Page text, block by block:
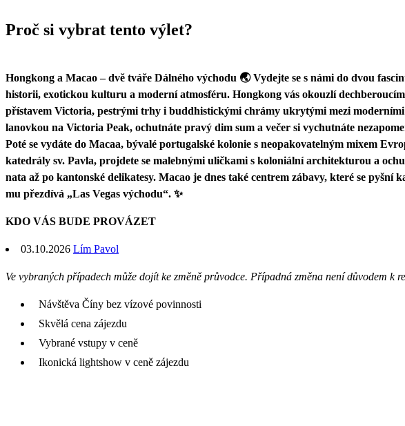
Proč si vybrat tento výlet?
Hongkong a Macao – dvě tváře Dálného východu 🌏 Vydejte se s námi do dvou
historii, exotickou kulturu a moderní atmosféru. Hongkong vás okouzlí
přístavem Victoria, pestrými trhy i buddhistickými chrámy ukrytými mezi moderními
lanovkou na Victoria Peak, ochutnáte pravý dim sum a večer si vychutnáte
Poté se vydáte do Macaа, bývalé portugalské kolonie s neopakovatelným mixem
katedrály sv. Pavla, projdete se malebnými uličkami s koloniální architekturou a
nata až po kantonské delikatesy. Macao je dnes také centrem zábavy, které se pyšní
mu přezdívá „Las Vegas východu“. ✨
KDO VÁS BUDE PROVÁZET
03.10.2026 Lím Pavol
Ve vybraných případech může dojít ke změně průvodce. Případná změna není důvodem k
Návštěva Číny bez vízové povinnosti
Skvělá cena zájezdu
Vybrané vstupy v ceně
Ikonická lightshow v ceně zájezdu